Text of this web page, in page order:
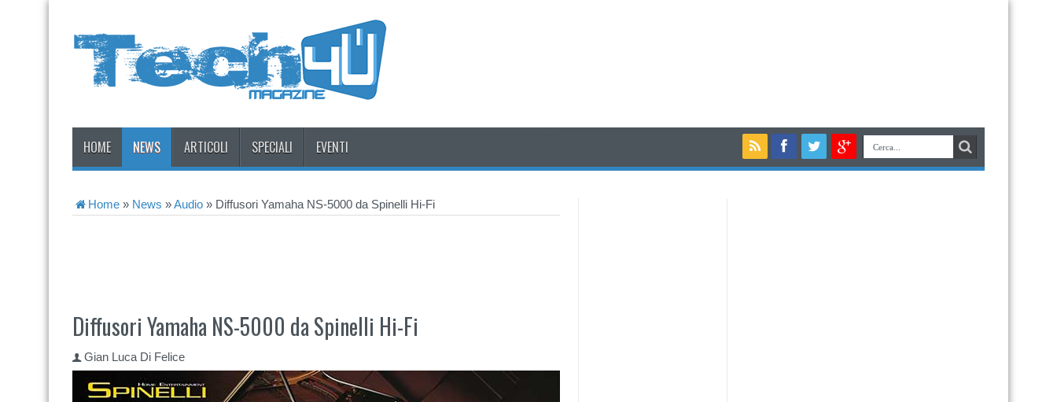
HOME NEWS ARTICOLI SPECIALI EVENTI
Home » News »Audio » Diffusori Yamaha NS-5000 da Spinelli Hi-Fi
Diffusori Yamaha NS-5000 da Spinelli Hi-Fi
Gian Luca Di Felice